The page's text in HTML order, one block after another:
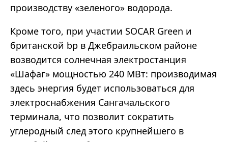
производству «зеленого» водорода.
Кроме того, при участии SOCAR Green и
британской bp в Джебраильском районе
возводится солнечная электростанция
«Шафаг» мощностью 240 МВт: производимая
здесь энергия будет использоваться для
электроснабжения Сангачальского
терминала, что позволит сократить
углеродный след этого крупнейшего в